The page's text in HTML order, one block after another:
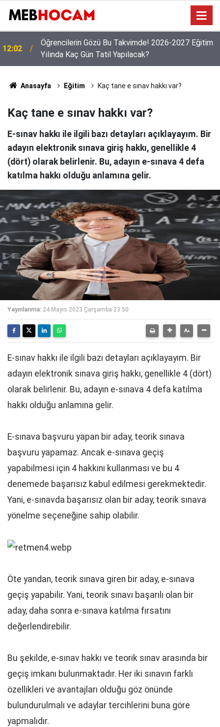
09:03
Öğretmenlerin Özür Grubu Tercihleri Başladı: Gözler
11 Ağustos ve İl Emri Kararında!
Anasayfa Eğitim Kaç tane e sınav hakkı var?
Kaç tane e sınav hakkı var?
E-sınav hakkı ile ilgili bazı detayları açıklayayım. Bir
adayın elektronik sınava giriş hakkı, genellikle 4
(dört) olarak belirlenir. Bu, adayın e-sınava 4 defa
katılma hakkı olduğu anlamına gelir.
Yayınlanma: 24 Mayıs 2023 Çarşamba 23:50
E-sınav hakkı ile ilgili bazı detayları açıklayayım. Bir
adayın elektronik sınava giriş hakkı, genellikle 4 (dört)
olarak belirlenir. Bu, adayın e-sınava 4 defa katılma
hakkı olduğu anlamına gelir.
E-sınava başvuru yapan bir aday, teorik sınava
başvuru yapamaz. Ancak e-sınava geçiş
yapabilmesi için 4 hakkını kullanması ve bu 4
denemede başarısız kabul edilmesi gerekmektedir.
Yani, e-sınavda başarısız olan bir aday, teorik sınava
yönelme seçeneğine sahip olabilir.
Öte yandan, teorik sınava giren bir aday, e-sınava
geçiş yapabilir. Yani, teorik sınavı başarılı olan bir
aday, daha sonra e-sınava katılma fırsatını
değerlendirebilir.
Bu şekilde, e-sınav hakkı ve teorik sınav arasında bir
geçiş imkanı bulunmaktadır. Her iki sınavın farklı
özellikleri ve avantajları olduğu göz önünde
bulundurulmalı ve adaylar tercihlerini buna göre
yapmalıdır.